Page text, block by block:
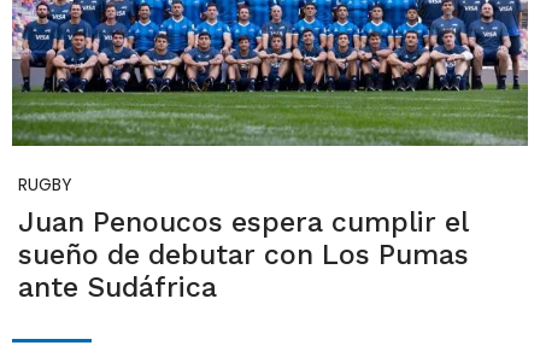
RUGBY
Juan Penoucos espera cumplir el
sueño de debutar con Los Pumas
ante Sudáfrica